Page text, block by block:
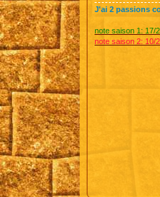
J'ai 2 passions
note saison 1: 17/
note saison 2: 10/